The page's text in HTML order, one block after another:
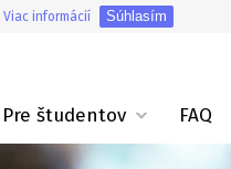
Viac informácií Súhlasím
Pre študentov FAQ